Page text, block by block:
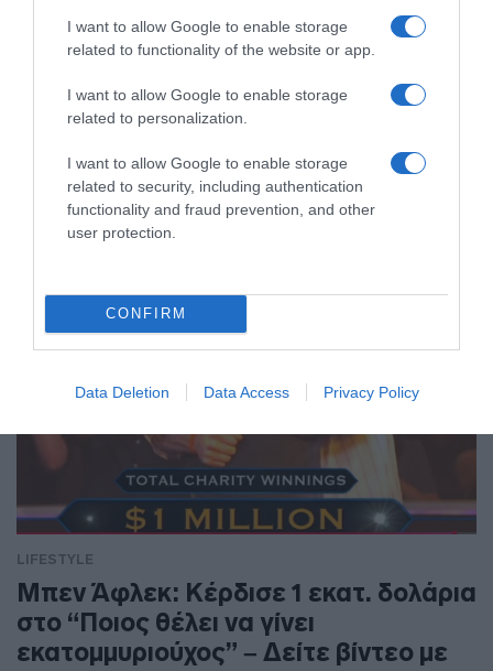
I want to allow Google to enable storage
related to functionality of the website or app.
I want to allow Google to enable storage
related to personalization.
I want to allow Google to enable storage
related to security, including authentication
functionality and fraud prevention, and other
user protection.
CONFIRM
Data Deletion Data Access Privacy Policy
Σταύρος Φλώρος: Αποκάλυψε πώς
περνάει τις στιγμές στο σπίτι του – Οι
φωτογραφίες που μοιράστηκε στο
Instagram
Ο Σταύρος Φλώρος έχει επιστρέψει στην Ελλάδα, από την
Αμερική όπου βρισκόταν σε κέντρο αποκατάστασης στο
LIFESTYLE
Μπεν Άφλεκ: Κέρδισε 1 εκατ. δολάρια
στο “Ποιος θέλει να γίνει
εκατομμυριούχος” – Δείτε βίντεο με